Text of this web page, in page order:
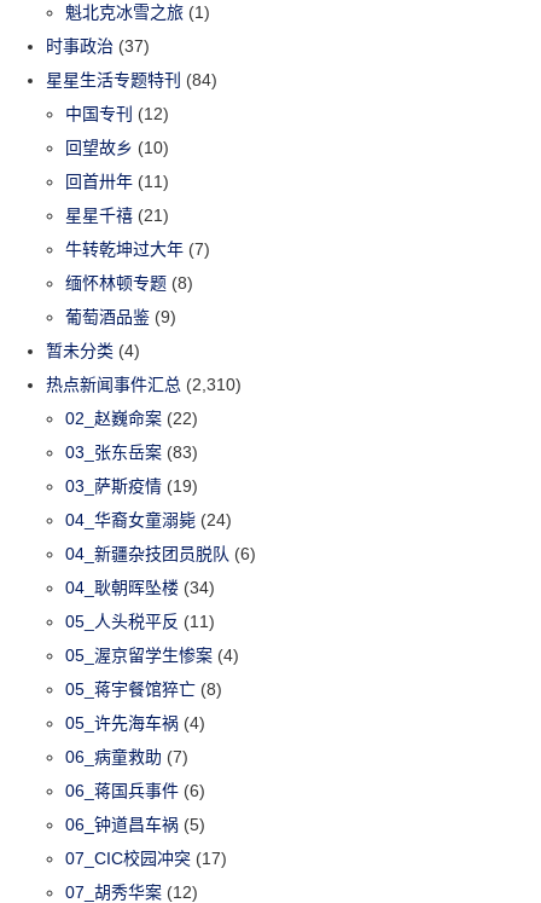
魁北克冰雪之旅 (1)
时事政治 (37)
星星生活专题特刊 (84)
中国专刊 (12)
回望故乡 (10)
回首卅年 (11)
星星千禧 (21)
牛转乾坤过大年 (7)
缅怀林顿专题 (8)
葡萄酒品鉴 (9)
暂未分类 (4)
热点新闻事件汇总 (2,310)
02_赵巍命案 (22)
03_张东岳案 (83)
03_萨斯疫情 (19)
04_华裔女童溺毙 (24)
04_新疆杂技团员脱队 (6)
04_耿朝晖坠楼 (34)
05_人头税平反 (11)
05_渥京留学生惨案 (4)
05_蒋宇餐馆猝亡 (8)
05_许先海车祸 (4)
06_病童救助 (7)
06_蒋国兵事件 (6)
06_钟道昌车祸 (5)
07_CIC校园冲突 (17)
07_胡秀华案 (12)